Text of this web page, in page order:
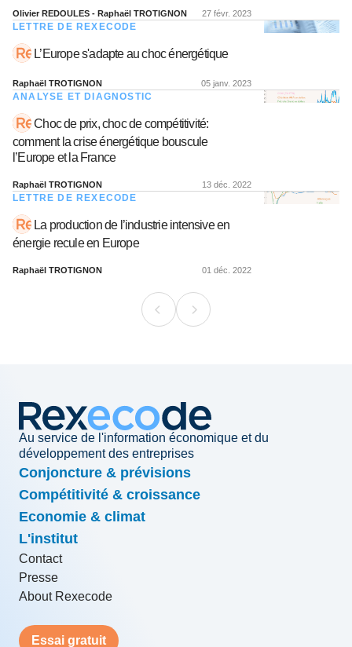
Olivier REDOULES - Raphaël TROTIGNON 27 févr. 2023
LETTRE DE REXECODE
L’Europe s'adapte au choc énergétique
Raphaël TROTIGNON 05 janv. 2023
ANALYSE ET DIAGNOSTIC
Choc de prix, choc de compétitivité:
comment la crise énergétique bouscule
l’Europe et la France
Raphaël TROTIGNON 13 déc. 2022
LETTRE DE REXECODE
La production de l’industrie intensive en
énergie recule en Europe
Raphaël TROTIGNON 01 déc. 2022
Au service de l'information économique et du
développement des entreprises
Conjoncture & prévisions
Compétitivité & croissance
Economie & climat
L'institut
Contact
Presse
About Rexecode
Essai gratuit